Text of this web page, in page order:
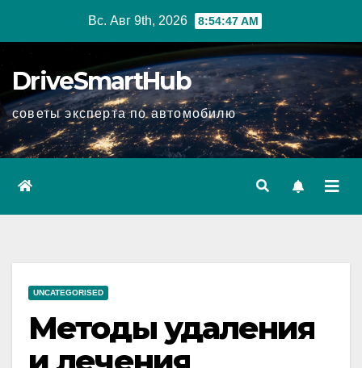
Вс. Авг 9th, 2026 8:54:48 AM
DriveSmartHub
советы эксперта по автомобилю
UNCATEGORISED
Методы удаления